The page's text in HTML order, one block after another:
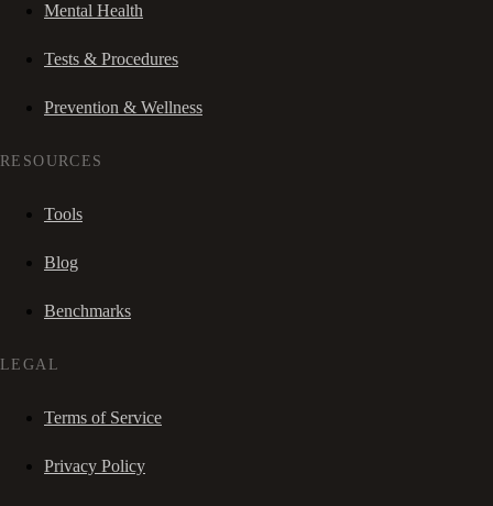
Mental Health
Tests & Procedures
Prevention & Wellness
RESOURCES
Tools
Blog
Benchmarks
LEGAL
Terms of Service
Privacy Policy